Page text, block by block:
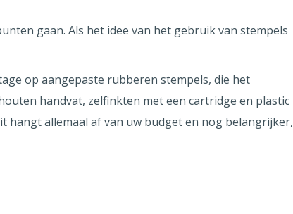
gaan. Als het idee van het gebruik van stempels
op aangepaste rubberen stempels, die het
handvat, zelfinkten met een cartridge en plastic
hangt allemaal af van uw budget en nog belangrijker,